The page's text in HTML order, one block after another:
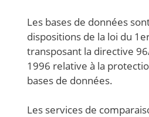
Les bases de données
dispositions de la loi du
transposant la directive
1996 relative à la
bases de données.
Les services de